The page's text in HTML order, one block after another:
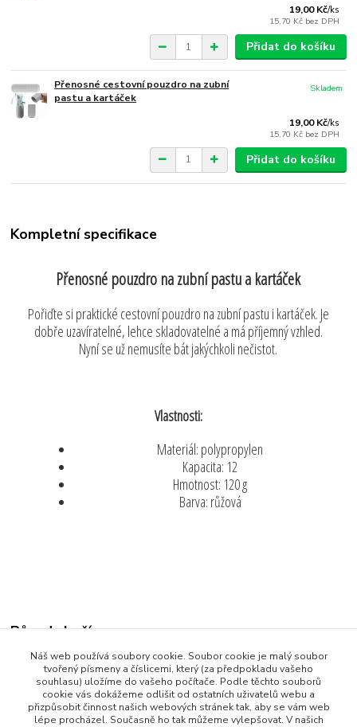
19,00 Kč/ks
15,70 Kč bez DPH
Přidat do košíku
Přenosné cestovní pouzdro na zubní
pastu a kartáček
19,00 Kč/ks
15,70 Kč bez DPH
Skladem
Přidat do košíku
Kompletní specifikace
Přenosné pouzdro na zubní pastu a kartáček
Pořiďte si praktické cestovní pouzdro na zubní pastu i kartáček. Je
dobře uzavíratelné, lehce skladovatelné a má příjemný vzhled.
Nyní se už nemusíte bát jakýchkoli nečistot.
Vlastnosti:
Materiál: polypropylen
Kapacita: 12
Hmotnost: 120 g
Barva: růžová
Původ zboží
Zboží zařazeno v kategoriích
Všechny produkty
Dům a Zahrada
Náš web používá soubory cookie. Soubor cookie je malý soubor
tvořený písmeny a číslicemi, který (za předpokladu vašeho
souhlasu) uložíme do vašeho počítače. Podle těchto souborů
cookie vás dokážeme odlišit od ostatních uživatelů webu a
přizpůsobit činnost našich webových stránek tak, aby se vám web
lépe procházel. Současně ho tak můžeme vylepšovat. V našich